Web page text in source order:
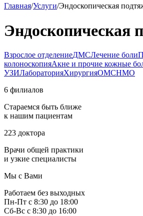
Главная/Услуги/Эндоскопическая
Эндоскопическая
Взрослое отделениеДМСЛечение боли
колоноскопияАкне и прочие кожные
УЗИЛабораторияХирургияОМСНМО
6 филиалов
Стараемся быть ближе
к нашим пациентам
223 доктора
Врачи общей практики
и узкие специалисты
Мы с Вами
Работаем без выходных
Пн-Пт с 8:30 до 18:00
Сб-Вс с 8:30 до 16:00